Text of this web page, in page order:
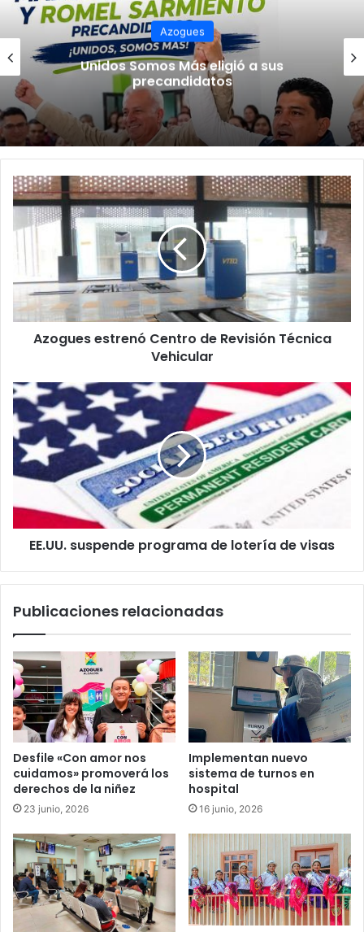
Azogues
Unidos Somos Más eligió a sus
precandidatos
Azogues estrenó Centro de Revisión Técnica
Vehicular
EE.UU. suspende programa de lotería de visas
Publicaciones relacionadas
Desfile «Con amor nos
cuidamos» promoverá los
derechos de la niñez
23 junio, 2026
Implementan nuevo
sistema de turnos en
hospital
16 junio, 2026